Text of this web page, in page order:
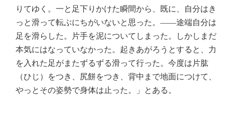
りてゆく。一と足下りかけた瞬間から、既に、自分はき
っと滑って転ぶにちがいないと思った。――途端自分は
足を滑らした。片手を泥についてしまった。しかしまだ
本気にはなっていなかった。起きあがろうとすると、力
を入れた足がまたずるずる滑って行った。今度は片肱
（ひじ）をつき、尻餅をつき、背中まで地面につけて、
やっとその姿勢で身体は止った。」とある。